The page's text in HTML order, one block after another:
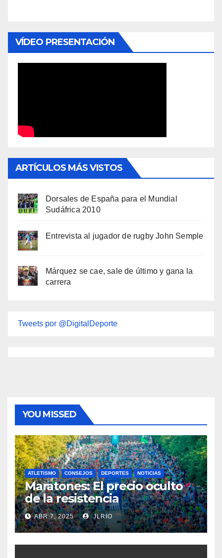
VÍDEO PRESENTACIÓN
ARTÍCULOS MÁS VISTOS
Dorsales de España para el Mundial
Sudáfrica 2010
Entrevista al jugador de rugby John Semple
Márquez se cae, sale de último y gana la
carrera
Tweets por @DigitalDeporte
YOU MISSED
ATLETISMO CONSEJOS DEPORTES NOTICIAS
Maratones: El precio oculto
de la resistencia
ABR 7, 2025 JLRIO